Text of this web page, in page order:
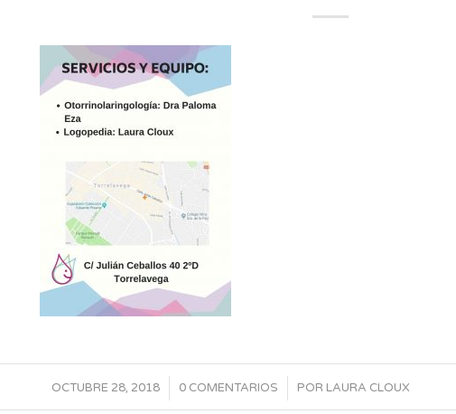
OCTUBRE 28, 2018
/ 0 COMENTARIOS
/ POR LAURA CLOUX